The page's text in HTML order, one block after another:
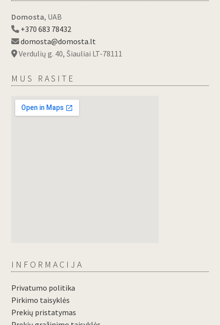
Domosta, UAB
+370 683 78432
domosta@domosta.lt
Verdulių g. 40, Šiauliai LT-78111
MUS RASITE
INFORMACIJA
Privatumo politika
Pirkimo taisyklės
Prekių pristatymas